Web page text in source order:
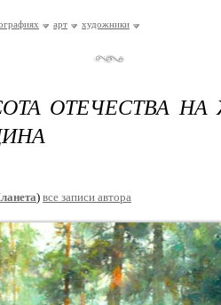
арт художники
ОТЕЧЕСТВА
) все записи автора